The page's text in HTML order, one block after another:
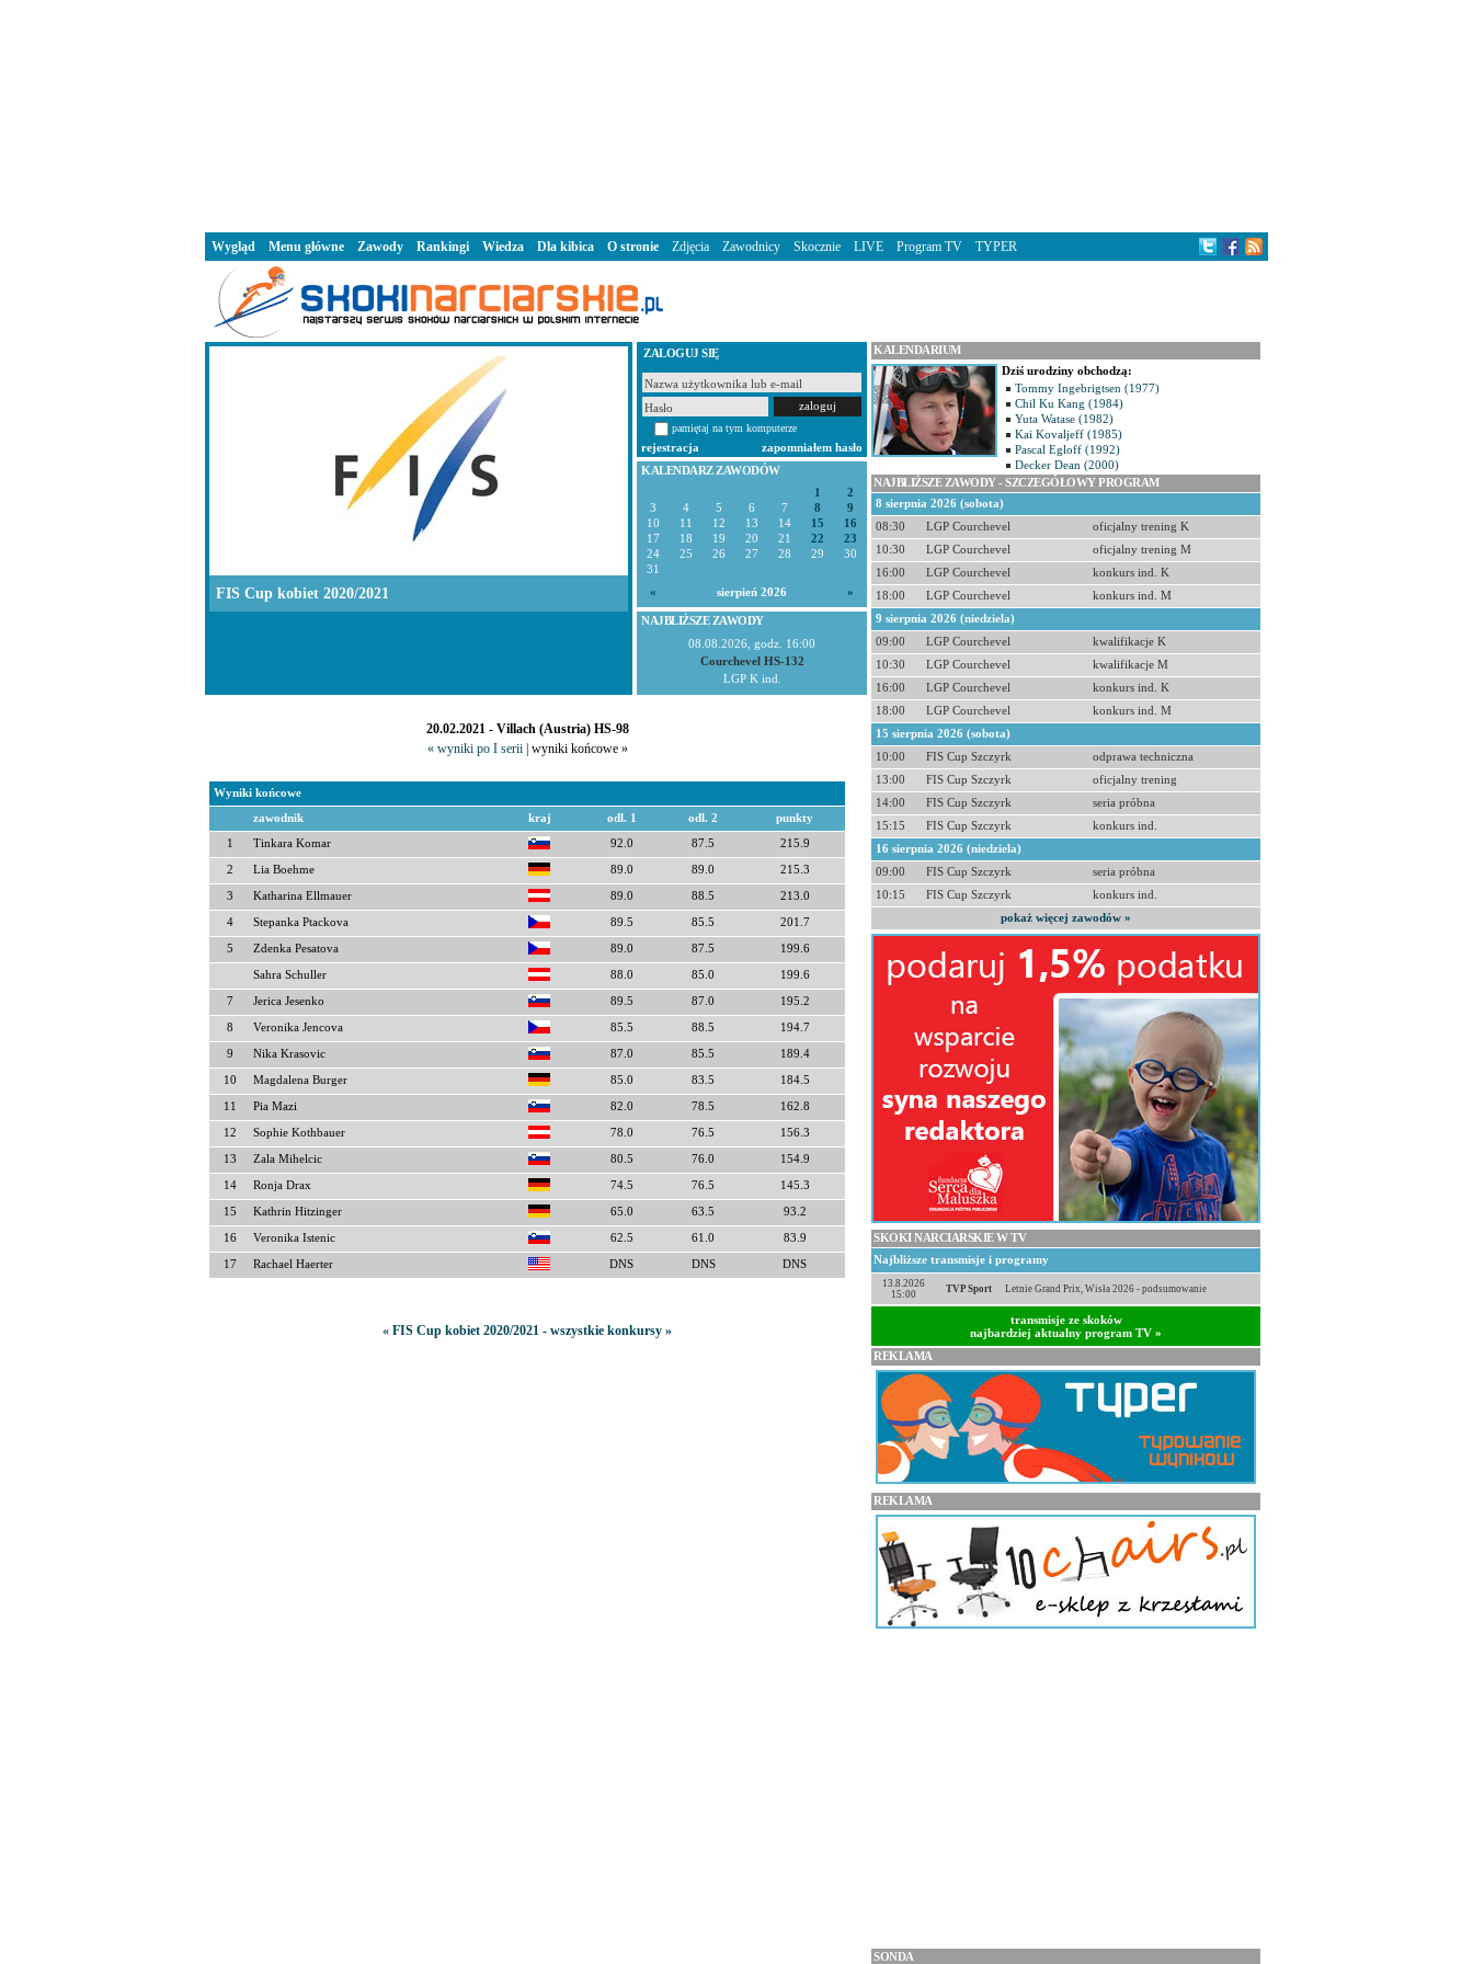
ZALOGUJ SIĘ
pamiętaj na tym komputerze
rejestracja
zapomniałem hasło
KALENDARZ ZAWODÓW
1
2
3
4 5 6 7 8
9
10
11 12 13 14 15
16
17
18 19 20 21 22
23
24
25 26 27 28 29
30
31
«
sierpień 2026 »
NAJBLIŻSZE ZAWODY
08.08.2026, godz. 16:00
Courchevel HS-132
LGP K ind.
20.02.2021 - Villach (Austria) HS-98
« wyniki po I serii| wyniki końcowe »
Wyniki końcowe
zawodnik kraj odl. 1 odl. 2 punkty
1 Tinkara Komar 92.0 87.5 215.9
2 Lia Boehme 89.0 89.0 215.3
3 Katharina Ellmauer 89.0 88.5 213.0
4 Stepanka Ptackova 89.5 85.5 201.7
5 Zdenka Pesatova 89.0 87.5 199.6
Sahra Schuller 88.0 85.0 199.6
7 Jerica Jesenko 89.5 87.0 195.2
8 Veronika Jencova 85.5 88.5 194.7
9 Nika Krasovic 87.0 85.5 189.4
10 Magdalena Burger 85.0 83.5 184.5
11 Pia Mazi 82.0 78.5 162.8
12 Sophie Kothbauer 78.0 76.5 156.3
13 Zala Mihelcic 80.5 76.0 154.9
14 Ronja Drax 74.5 76.5 145.3
15 Kathrin Hitzinger 65.0 63.5 93.2
16 Veronika Istenic 62.5 61.0 83.9
17 Rachael Haerter DNS DNS DNS
« FIS Cup kobiet 2020/2021 - wszystkie konkursy »
FIS Cup kobiet 2020/2021
KALENDARIUM
Dziś urodziny obchodzą:
Tommy Ingebrigtsen (1977)
Chil Ku Kang (1984)
Yuta Watase (1982)
Kai Kovaljeff (1985)
Pascal Egloff (1992)
Decker Dean (2000)
NAJBLIŻSZE ZAWODY - SZCZEGÓŁOWY PROGRAM
8 sierpnia 2026 (sobota)
08:30
LGP Courchevel
oficjalny trening K
10:30
LGP Courchevel
oficjalny trening M
16:00
LGP Courchevel
konkurs ind. K
18:00
LGP Courchevel
konkurs ind. M
9 sierpnia 2026 (niedziela)
09:00
LGP Courchevel
kwalifikacje K
10:30
LGP Courchevel
kwalifikacje M
16:00
LGP Courchevel
konkurs ind. K
18:00
LGP Courchevel
konkurs ind. M
15 sierpnia 2026 (sobota)
10:00
FIS Cup Szczyrk
odprawa techniczna
13:00
FIS Cup Szczyrk
oficjalny trening
14:00
FIS Cup Szczyrk
seria próbna
15:15
FIS Cup Szczyrk
konkurs ind.
16 sierpnia 2026 (niedziela)
09:00
FIS Cup Szczyrk
seria próbna
10:15
FIS Cup Szczyrk
konkurs ind.
pokaż więcej zawodów »
SKOKI NARCIARSKIE W TV
Najbliższe transmisje i programy
13.8.2026
15:00
TVP Sport Letnie Grand Prix, Wisła 2026 - podsumowanie
transmisje ze skoków
najbardziej aktualny program TV »
REKLAMA
REKLAMA
SONDA
Wygląd Menu główne Zawody Rankingi Wiedza Dla kibica O stronie Zdjęcia Zawodnicy Skocznie LIVE Program TV TYPER